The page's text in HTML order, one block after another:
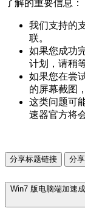
了解的重要信息：
我们支持的
联。
如果您成功
计划，请稍
如果您在尝
的屏幕截图
这类问题可
速器官方将
分享标题链接 分
Win7 版电脑端加速